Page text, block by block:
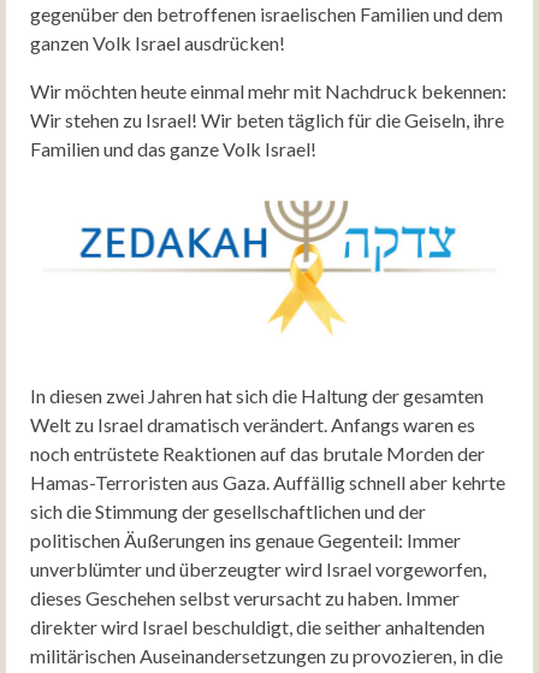
gegenüber den betroffenen israelischen Familien und dem
ganzen Volk Israel ausdrücken!
Wir möchten heute einmal mehr mit Nachdruck bekennen:
Wir stehen zu Israel! Wir beten täglich für die Geiseln, ihre
Familien und das ganze Volk Israel!
In diesen zwei Jahren hat sich die Haltung der gesamten
Welt zu Israel dramatisch verändert. Anfangs waren es
noch entrüstete Reaktionen auf das brutale Morden der
Hamas-Terroristen aus Gaza. Auffällig schnell aber kehrte
sich die Stimmung der gesellschaftlichen und der
politischen Äußerungen ins genaue Gegenteil: Immer
unverblümter und überzeugter wird Israel vorgeworfen,
dieses Geschehen selbst verursacht zu haben. Immer
direkter wird Israel beschuldigt, die seither anhaltenden
militärischen Auseinandersetzungen zu provozieren, in die